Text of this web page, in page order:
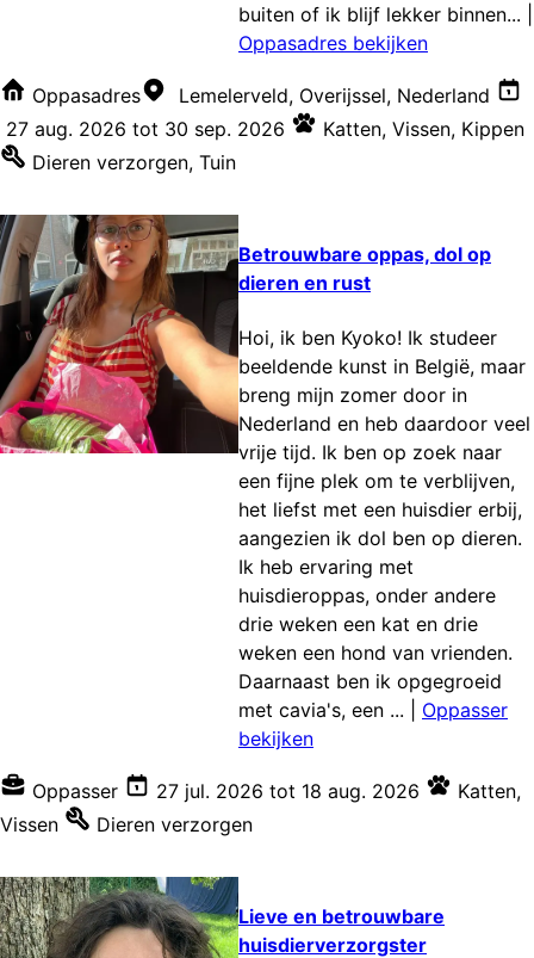
buiten of ik blijf lekker binnen...
Oppasadres bekijken
Oppasadres
Lemelerveld, Overijssel, Nederland
27 aug. 2026 tot 30 sep. 2026 Katten, Vissen, Kippen
Dieren verzorgen, Tuin
Betrouwbare oppas, dol op
dieren en rust
Hoi, ik ben Kyoko! Ik studeer
beeldende kunst in België, maar
breng mijn zomer door in
Nederland en heb daardoor veel
vrije tijd. Ik ben op zoek naar
een fijne plek om te verblijven,
het liefst met een huisdier erbij,
aangezien ik dol ben op dieren.
Ik heb ervaring met
huisdieroppas, onder andere
drie weken een kat en drie
weken een hond van vrienden.
Daarnaast ben ik opgegroeid
met cavia's, een ...
Oppasser
bekijken
Oppasser 27 jul. 2026 tot 18 aug. 2026 Katten,
Vissen
Dieren verzorgen
Lieve en betrouwbare
huisdierverzorgster